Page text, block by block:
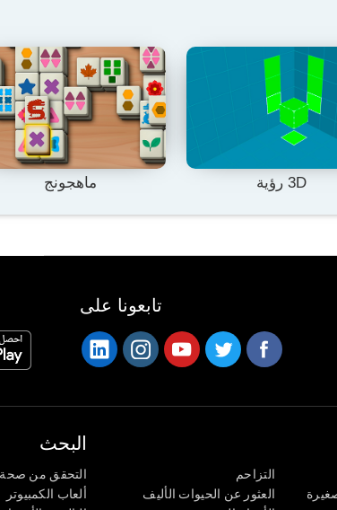
3D رؤية ماهجونج
تابعونا على
البحث
التحقق من صحة
ألعاب الكمبيوتر
التزاحم
العثور عن الحيوات الأليف